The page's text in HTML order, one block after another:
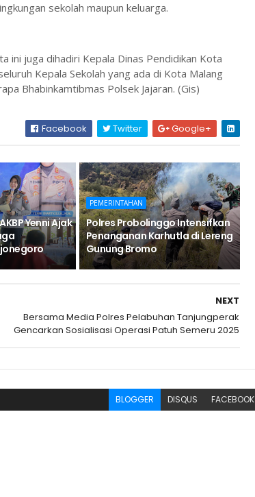
sekolah maupun keluarga.
ini juga dihadiri Kepala Dinas Pendidikan Kota
Kepala Sekolah yang ada di Kota Malang
Bhabinkamtibmas Polsek Jajaran. (Gis)
Facebook Twitter Google+
Yenni Ajak
PEMERINTAHAN
Polres Probolinggo Intensifkan
Penanganan Karhutla di Lereng
Gunung Bromo
NEXT
Bersama Media Polres Pelabuhan Tanjungperak
Gencarkan Sosialisasi Operasi Patuh Semeru 2025
BLOGGER DISQUS FACEBOOK